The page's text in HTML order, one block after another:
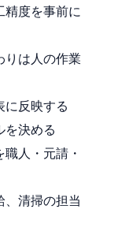
精度を事前に
りは人の作業
に反映する
を決める
人・元請・
、清掃の担当